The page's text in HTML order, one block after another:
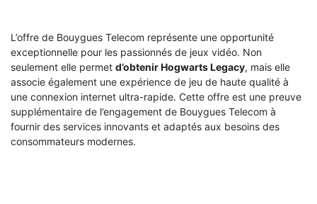
L’offre de Bouygues Telecom représente une opportunité
exceptionnelle pour les passionnés de jeux vidéo. Non
seulement elle permet d’obtenir Hogwarts Legacy, mais elle
associe également une expérience de jeu de haute qualité à
une connexion internet ultra-rapide. Cette offre est une preuve
supplémentaire de l’engagement de Bouygues Telecom à
fournir des services innovants et adaptés aux besoins des
consommateurs modernes.